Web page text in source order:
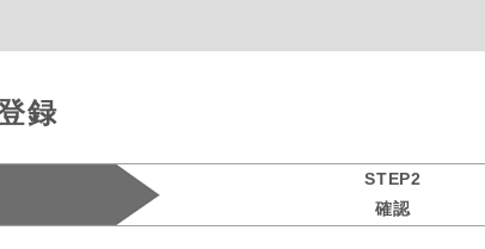
録
STEP2
確認